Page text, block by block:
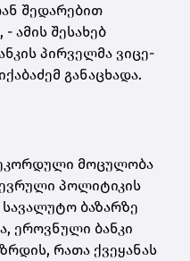
შედარებით
, - ამის შესახებ
პირველმა ვიცე-
განაცხადა.
მოცულობა
პოლიტიკის
ბაზარზე
ეროვნული ბანკი
რათა ქვეყანას